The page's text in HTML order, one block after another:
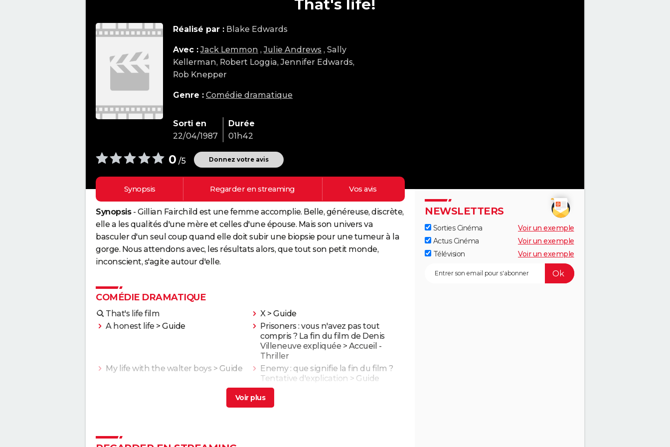
That's life!
Réalisé par : Blake Edwards
Avec : Jack Lemmon ,Julie Andrews , Sally
Kellerman, Robert Loggia, Jennifer Edwards,
Rob Knepper
Genre : Comédie dramatique
Sorti en
22/04/1987
Durée
01h42
0 /5 Donnez votre avis
Synopsis Regarder enstreaming Vosavis
Synopsis- Gillian Fairchild est une femme accomplie. Belle, généreuse, discrète,
elle a les qualités d'une mère et celles d'une épouse. Mais son univers va
basculer d'un seul coup quand elle doit subir une biopsie pour une tumeur à la
gorge. Nous attendons avec, les résultats alors, que tout son petit monde,
inconscient, s'agite autour d'elle.
COMÉDIE DRAMATIQUE
That's life film X > Guide
A honest life > Guide
Prisoners : vous n'avez pas tout
compris ? La fin du film de Denis
Villeneuve expliquée > Accueil -
Thriller
My life with the walter boys > Guide
Enemy : que signifie la fin du film ?
Tentative d'explication > Guide
Une bataille après l'autre : noté 4,7/5,
le gagnant des Oscars était "le film
Kaamelott deuxième volet (partie 1) :
quand voir la partie 2 au cinéma ?
annonce, casting, intrigue, avis...
NEWSLETTERS
Sorties Cinéma
Voir un exemple
Actus Cinéma
Voir un exemple
Télévision
Voir un exemple